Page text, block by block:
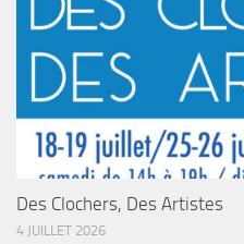
Des Clochers, Des Artistes
4 JUILLET 2026